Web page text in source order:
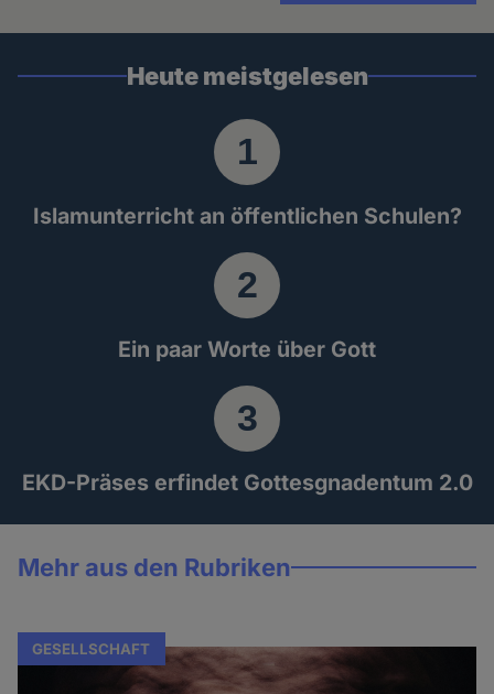
Heute meistgelesen
Islamunterricht an öffentlichen Schulen?
Ein paar Worte über Gott
EKD-Präses erfindet Gottesgnadentum 2.0
Mehr aus den Rubriken
GESELLSCHAFT